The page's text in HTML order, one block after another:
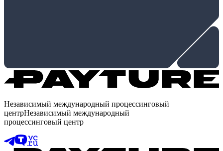
Независимый международный процессинговый
центрНезависимый международный
процессинговый центр